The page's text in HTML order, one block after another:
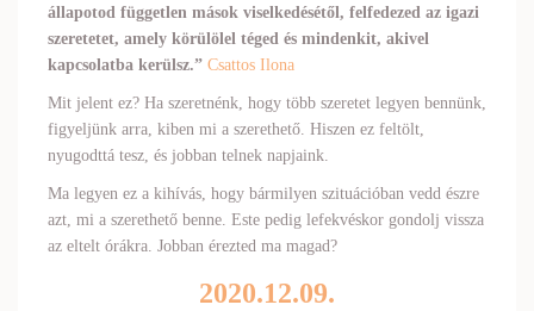
állapotod független mások viselkedésétől, felfedezed az igazi
szeretetet, amely körülölel téged és mindenkit, akivel
kapcsolatba kerülsz.” Csattos Ilona
Mit jelent ez? Ha szeretnénk, hogy több szeretet legyen bennünk,
figyeljünk arra, kiben mi a szerethető. Hiszen ez feltölt,
nyugodttá tesz, és jobban telnek napjaink.
Ma legyen ez a kihívás, hogy bármilyen szituációban vedd észre
azt, mi a szerethető benne. Este pedig lefekvéskor gondolj vissza
az eltelt órákra. Jobban érezted ma magad?
2020.12.09.